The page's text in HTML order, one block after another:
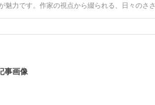
魅力です。作家の視点から綴られる、日々のさ
事画像